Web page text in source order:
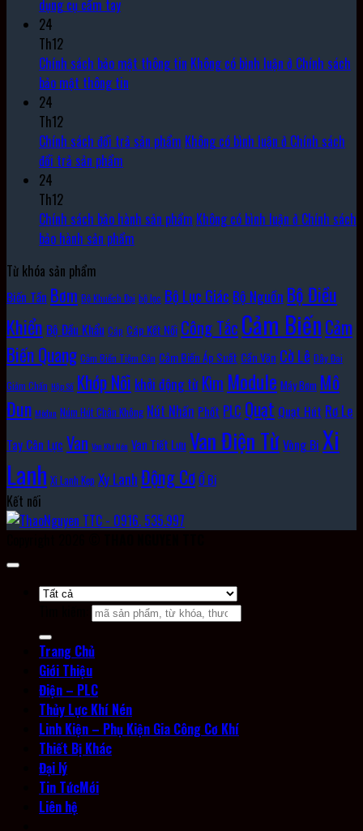
dụng cụ cầm tay
24
Th12
Chính sách bảo mật thông tin Không có bình luận ở Chính sách
bảo mật thông tin
24
Th12
Chính sách đổi trả sản phẩm Không có bình luận ở Chính sách
đổi trả sản phẩm
24
Th12
Chính sách bảo hành sản phẩm Không có bình luận ở Chính sách
bảo hành sản phẩm
Từ khóa sản phẩm
Biến Tần Bơm Bộ Khuếch Đại bộ lọc Bộ Lục Giác Bộ Nguồn Bộ Điều
Khiển Bộ Đầu Khẩu Cáp Cáp Kết Nối Công TắcCảm BiếnCảm
Biến Quang Cảm Biến Tiệm Cận Cảm Biến Áp Suất Cần Vặn Cờ Lê Dây Đai
Giảm Chấn Hộp Số Khớp Nối khởi động từ Kìm Module Máy Bơm Mô
Đun Môđun Núm Hút Chân Không Nút Nhấn Phốt PLC Quạt Quạt Hút Rơ Le
Tay Cân Lực Van Van Khí Nén Van Tiết Lưu Van Điện TừVòng Bi Xi
Lanh Xi Lanh Kẹp Xy LanhĐộng CơỔ Bi
Kết nối
Trang Chủ
Giới Thiệu
Điện – PLC
Thủy Lực Khí Nén
Linh Kiện – Phụ Kiện Gia Công Cơ Khí
Thiết Bị Khác
Đại lý
Tin Tức
Liên hệ